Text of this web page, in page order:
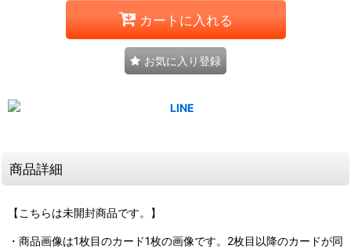
カートに入れる
お気に入り登録
商品詳細
【こちらは未開封商品です。】
・商品画像は1枚目のカード1枚の画像です。2枚目以降のカードが同